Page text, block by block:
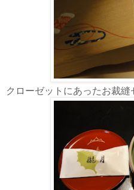
クローゼットにあったお裁縫